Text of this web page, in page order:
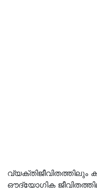
വ്യക്തിജീവിതത്തിലും
ഔദ്യോഗിക